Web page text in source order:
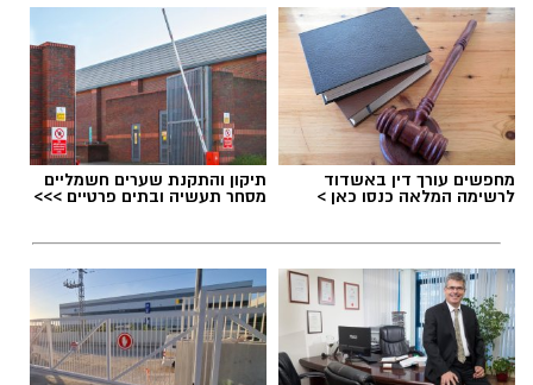
תגים: דרושים באשדוד
מחפשים עורך דין באשדוד
לרשימה המלאה כנסו כאן >
תיקון והתקנת שערים חשמליים
מסחר תעשיה ובתים פרטיים >>>